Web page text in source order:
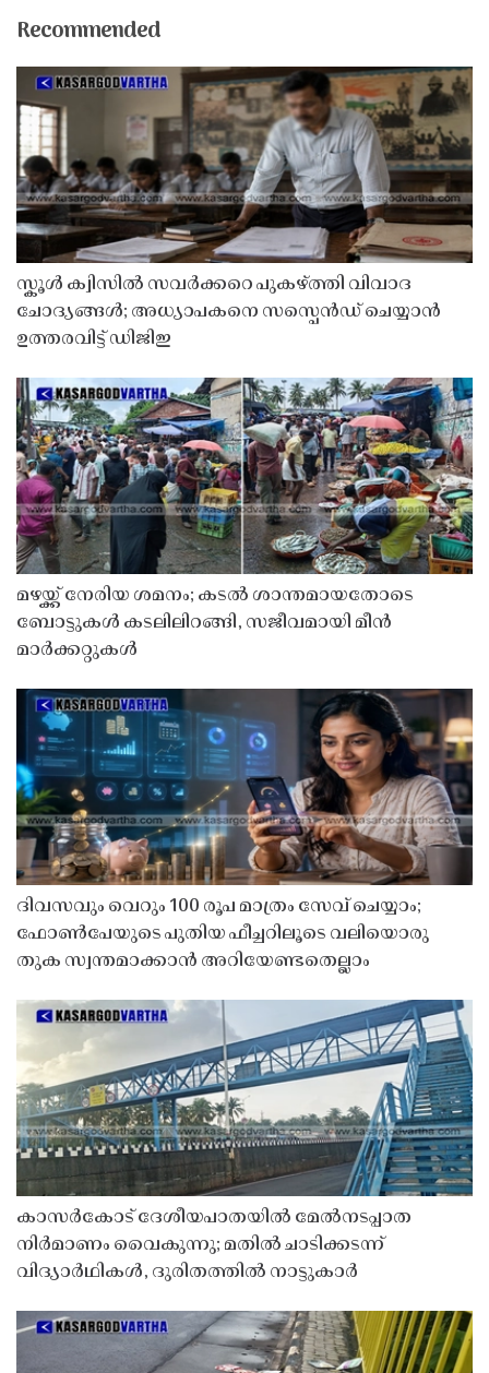
Recommended
സ്കൂൾ ക്വിസിൽ സവർക്കറെ പുകഴ്ത്തി വിവാദ
ചോദ്യങ്ങൾ; അധ്യാപകനെ സസ്പെൻഡ് ചെയ്യാൻ
ഉത്തരവിട്ട് ഡിജിഇ
മഴയ്ക്ക് നേരിയ ശമനം; കടൽ ശാന്തമായതോടെ
ബോട്ടുകൾ കടലിലിറങ്ങി, സജീവമായി മീൻ
മാർക്കറ്റുകൾ
ദിവസവും വെറും 100 രൂപ മാത്രം സേവ് ചെയ്യാം;
ഫോൺപേയുടെ പുതിയ ഫീച്ചറിലൂടെ വലിയൊരു
തുക സ്വന്തമാക്കാൻ അറിയേണ്ടതെല്ലാം
കാസർകോട് ദേശീയപാതയിൽ മേൽനടപ്പാത
നിർമാണം വൈകുന്നു; മതിൽ ചാടിക്കടന്ന്
വിദ്യാർഥികൾ, ദുരിതത്തിൽ നാട്ടുകാർ